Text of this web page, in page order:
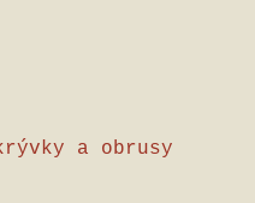
a obrusy